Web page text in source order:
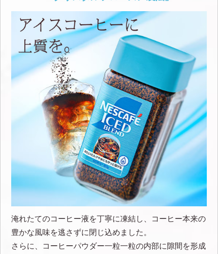
淹れたてのコーヒー液を丁寧に凍結し、コーヒー本来の
豊かな風味を逃さずに閉じ込めました。
さらに、コーヒーパウダー一粒一粒の内部に隙間を形成